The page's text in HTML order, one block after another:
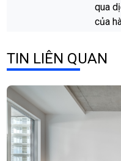
qua
của
TIN LIÊN QUAN